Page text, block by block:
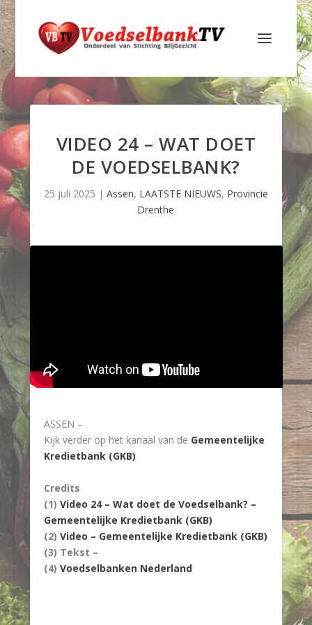
VIDEO 24 – WAT DOET
DE VOEDSELBANK?
25 juli 2025 | Assen, LAATSTE NIEUWS, Provincie
Drenthe
ASSEN –
Kijk verder op het kanaal van de Gemeentelijke
Kredietbank (GKB)
Credits
(1) Video 24 – Wat doet de Voedselbank? –
Gemeentelijke Kredietbank (GKB)
(2) Video – Gemeentelijke Kredietbank (GKB)
(3) Tekst –
(4) Voedselbanken Nederland